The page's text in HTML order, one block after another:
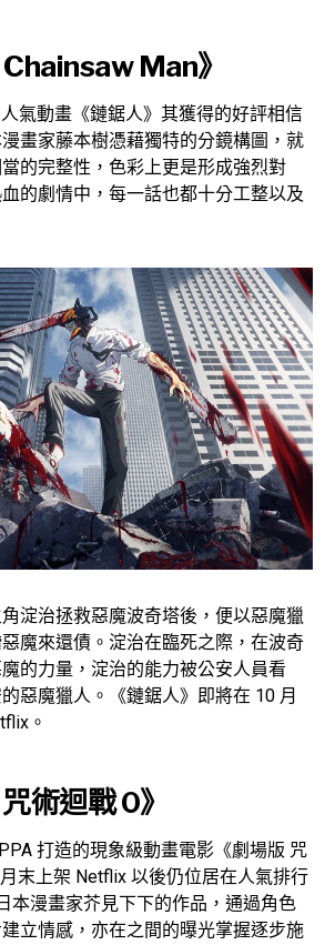
Chainsaw Man》
氣動畫《鏈鋸人》其獲得的好評相信
畫家藤本樹憑藉獨特的分鏡構圖，就
的完整性，色彩上更是形成強烈對
的劇情中，每一話也都十分工整以及
淀治拯救惡魔波奇塔後，便以惡魔獵
魔來還債。淀治在臨死之際，在波奇
的力量，淀治的能力被公安人員看
惡魔獵人。《鏈鋸人》即將在 10 月
。
術迴戰 0》
打造的現象級動畫電影《劇場版 咒
末上架 Netflix 以後仍位居在人氣排行
本漫畫家芥見下下的作品，通過角色
立情感，亦在之間的曝光掌握逐步施